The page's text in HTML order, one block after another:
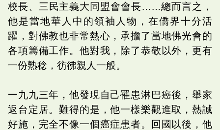
校長、三民主義大同盟會會長……總而言之，
他是當地華人中的領袖人物，在僑界十分活
躍，對佛教也非常熱心，承擔了當地佛光會的
各項籌備工作。他對我，除了恭敬以外，更有
一份熟稔，彷彿親人一般。
一九九三年，他發現自己罹患淋巴癌後，舉家
返台定居。難得的是，他一樣樂觀進取，熱誠
好施，完全不像一個癌症患者。回國以後，他